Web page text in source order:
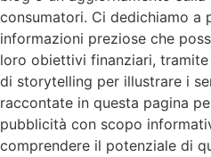
consumatori. Ci dedichiamo a
informazioni preziose che
loro obiettivi finanziari, tramite
di storytelling per illustrare i
raccontate in questa pagina
pubblicità con scopo
comprendere il potenziale di